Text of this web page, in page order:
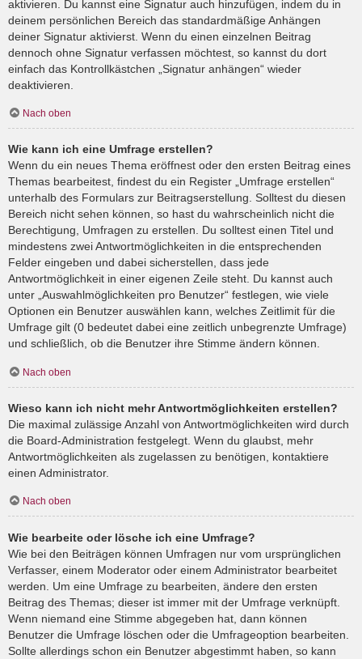
aktivieren. Du kannst eine Signatur auch hinzufügen, indem du in
deinem persönlichen Bereich das standardmäßige Anhängen
deiner Signatur aktivierst. Wenn du einen einzelnen Beitrag
dennoch ohne Signatur verfassen möchtest, so kannst du dort
einfach das Kontrollkästchen „Signatur anhängen“ wieder
deaktivieren.
Nach oben
Wie kann ich eine Umfrage erstellen?
Wenn du ein neues Thema eröffnest oder den ersten Beitrag eines
Themas bearbeitest, findest du ein Register „Umfrage erstellen“
unterhalb des Formulars zur Beitragserstellung. Solltest du diesen
Bereich nicht sehen können, so hast du wahrscheinlich nicht die
Berechtigung, Umfragen zu erstellen. Du solltest einen Titel und
mindestens zwei Antwortmöglichkeiten in die entsprechenden
Felder eingeben und dabei sicherstellen, dass jede
Antwortmöglichkeit in einer eigenen Zeile steht. Du kannst auch
unter „Auswahlmöglichkeiten pro Benutzer“ festlegen, wie viele
Optionen ein Benutzer auswählen kann, welches Zeitlimit für die
Umfrage gilt (0 bedeutet dabei eine zeitlich unbegrenzte Umfrage)
und schließlich, ob die Benutzer ihre Stimme ändern können.
Nach oben
Wieso kann ich nicht mehr Antwortmöglichkeiten erstellen?
Die maximal zulässige Anzahl von Antwortmöglichkeiten wird durch
die Board-Administration festgelegt. Wenn du glaubst, mehr
Antwortmöglichkeiten als zugelassen zu benötigen, kontaktiere
einen Administrator.
Nach oben
Wie bearbeite oder lösche ich eine Umfrage?
Wie bei den Beiträgen können Umfragen nur vom ursprünglichen
Verfasser, einem Moderator oder einem Administrator bearbeitet
werden. Um eine Umfrage zu bearbeiten, ändere den ersten
Beitrag des Themas; dieser ist immer mit der Umfrage verknüpft.
Wenn niemand eine Stimme abgegeben hat, dann können
Benutzer die Umfrage löschen oder die Umfrageoption bearbeiten.
Sollte allerdings schon ein Benutzer abgestimmt haben, so kann